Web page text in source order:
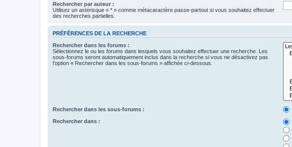
Rechercher par auteur :
Utilisez un astérisque « * » comme métacaractère passe-partout si vous souhaitez effectuer
des recherches partielles.
PRÉFÉRENCES DE LA RECHERCHE
Rechercher dans les forums :
Sélectionnez le ou les forums dans lesquels vous souhaitez effectuer une recherche. Les
sous-forums seront automatiquement inclus dans la recherche si vous ne désactivez pas
l’option « Rechercher dans les sous-forums » affichée ci-dessous.
Rechercher dans les sous-forums :
Rechercher dans :